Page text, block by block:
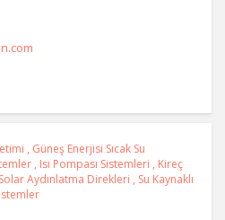
, Güneş Enerjisi Sıcak Su
, Isı Pompası Sistemleri , Kireç
Solar Aydınlatma Direkleri , Su Kaynaklı